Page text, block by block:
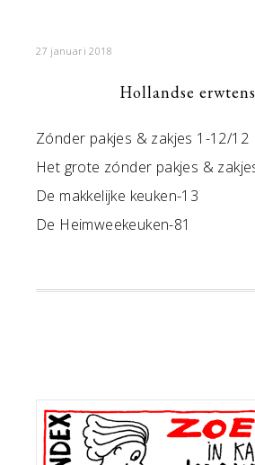
27 januari 2018
Hollandse
Zónder pakjes & zakjes 1-12/12
Het grote zónder pakjes &
De makkelijke keuken-13
De Heimweekeuken-81
Primaire
Sidebar